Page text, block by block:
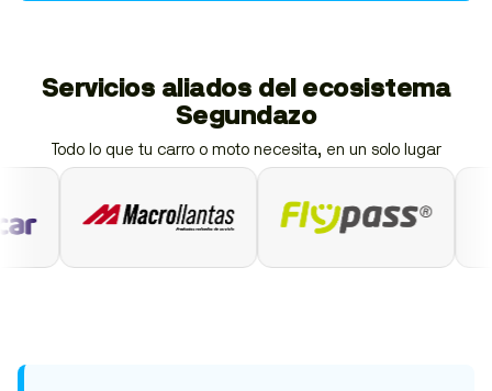
Servicios aliados del ecosistema
Segundazo
Todo lo que tu carro o moto necesita, en un solo lugar